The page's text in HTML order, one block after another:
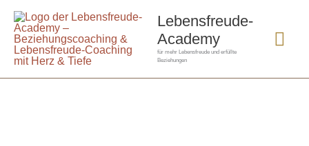
Zum
Inhalt
springen
Lebensfreude-
Academy
für mehr Lebensfreude und erfüllte
Beziehungen